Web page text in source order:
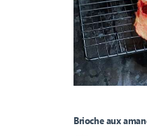
Brioche aux